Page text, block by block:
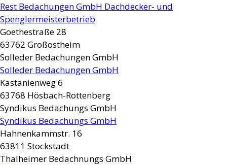
Rest Bedachungen GmbH Dachdecker- und
Spenglermeisterbetrieb
Goethestraße 28
63762 Großostheim
Solleder Bedachungen GmbH
Solleder Bedachungen GmbH
Kastanienweg 6
63768 Hösbach-Rottenberg
Syndikus Bedachungs GmbH
Syndikus Bedachungs GmbH
Hahnenkammstr. 16
63811 Stockstadt
Thalheimer Bedachnungs GmbH